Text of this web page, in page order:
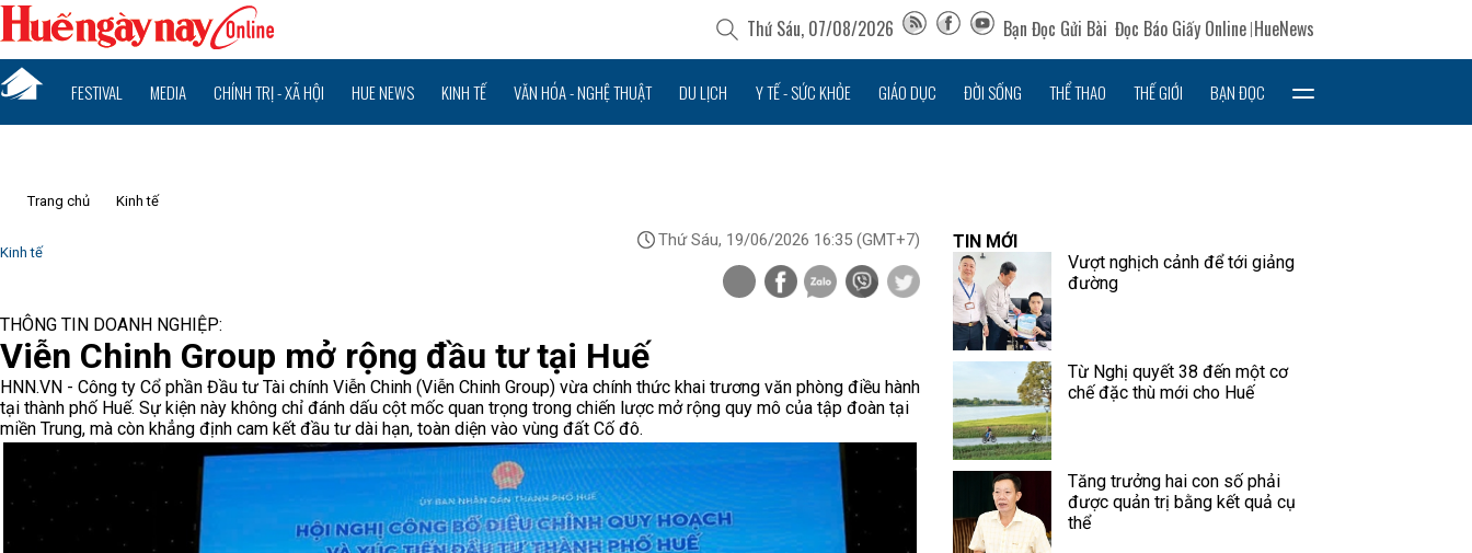
Thứ Sáu, 07/08/2026 Bạn Đọc Gửi Bài Đọc Báo Giấy Online HueNews
FESTIVAL MEDIA CHÍNH TRỊ - XÃ HỘI HUE NEWS KINH TẾ VĂN HÓA - NGHỆ THUẬT DU LỊCH Y TẾ - SỨC KHỎE GIÁO DỤC ĐỜI SỐNG THỂ THAO THẾ GIỚI BẠN ĐỌC
Trang chủ Kinh tế
Kinh tế
Thứ Sáu, 19/06/2026 16:35 (GMT+7)
THÔNG TIN DOANH NGHIỆP:
Viễn Chinh Group mở rộng đầu tư tại Huế
HNN.VN - Công ty Cổ phần Đầu tư Tài chính Viễn Chinh (Viễn Chinh Group) vừa chính thức khai trương văn phòng điều hành
tại thành phố Huế. Sự kiện này không chỉ đánh dấu cột mốc quan trọng trong chiến lược mở rộng quy mô của tập đoàn tại
miền Trung, mà còn khẳng định cam kết đầu tư dài hạn, toàn diện vào vùng đất Cố đô.
TIN MỚI
Vượt nghịch cảnh để tới giảng
đường
Từ Nghị quyết 38 đến một cơ
chế đặc thù mới cho Huế
Tăng trưởng hai con số phải
được quản trị bằng kết quả cụ
thể